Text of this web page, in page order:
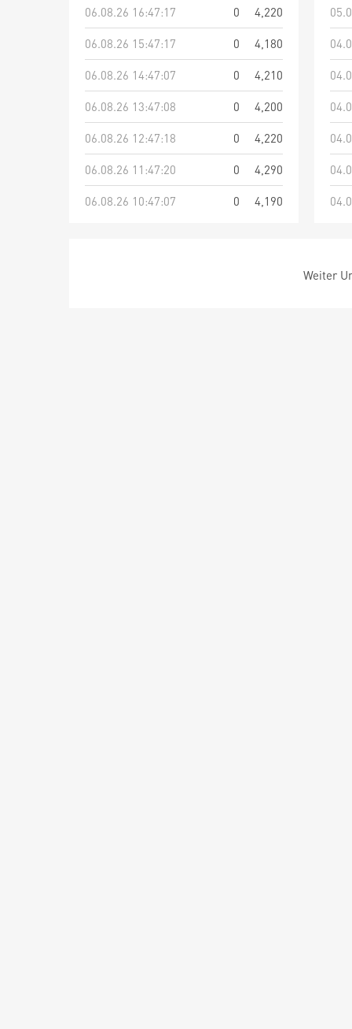
06.08.26 16:47:17
0
4,220
06.08.26 15:47:17
0
4,180
06.08.26 14:47:07
0
4,210
06.08.26 13:47:08
0
4,200
06.08.26 12:47:18
0
4,220
06.08.26 11:47:20
0
4,290
06.08.26 10:47:07
0 4,190
Weiter